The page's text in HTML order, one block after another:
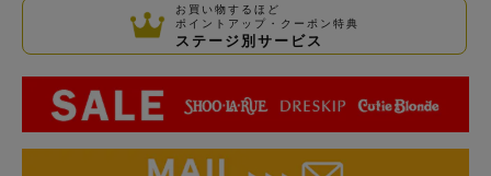
お買い物するほど
ポイントアップ・クーポン特典
ステージ別サービス